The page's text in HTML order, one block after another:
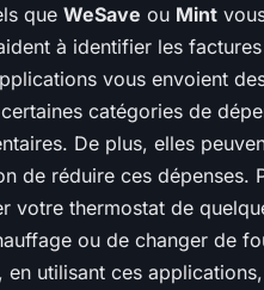
que WeSave ou Mint
à identifier les
vous envoient
catégories de
De plus, elles
de réduire ces dépenses.
votre thermostat de
ou de changer de
en utilisant ces